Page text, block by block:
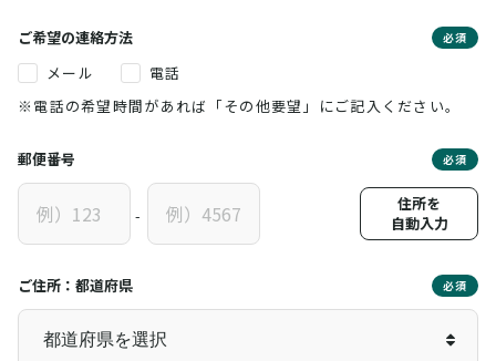
ご希望の連絡方法 必須
メール
電話
※電話の希望時間があれば「その他要望」にご記入ください。
郵便番号 必須
-
住所を
自動入力
ご住所：都道府県 必須